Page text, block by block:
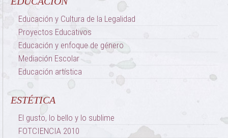
Educación y Cultura de la Legalidad
Proyectos Educativos
Educación y enfoque de género
Mediación Escolar
Educación artística
ESTÉTICA
El gusto, lo bello y lo sublime
FOTCIENCIA 2010